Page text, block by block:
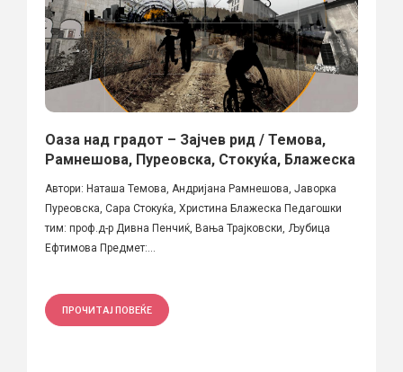
Оаза над градот – Зајчев рид / Темова,
Рамнешова, Пуреовска, Стокуќа, Блажеска
Автори: Наташа Темова, Андријана Рамнешова, Јаворка
Пуреовска, Сара Стокуќа, Христина Блажеска Педагошки
тим: проф.д-р Дивна Пенчиќ, Вања Трајковски, Љубица
Ефтимова Предмет:...
ПРОЧИТАЈ ПОВЕЌЕ